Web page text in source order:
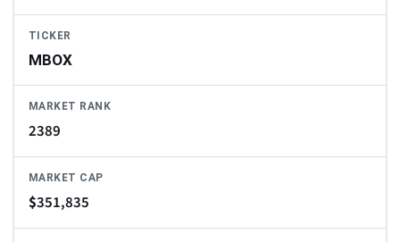
TICKER
MBOX
MARKET RANK
2389
MARKET CAP
$351,835